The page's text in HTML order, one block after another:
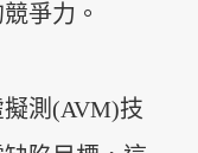
爭力。
測 (AVM)技